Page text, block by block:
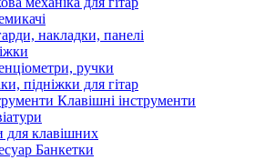
накладки, панелі
ручки
підніжки для гітар
Клавішні інструменти
для клавішних
Банкетки